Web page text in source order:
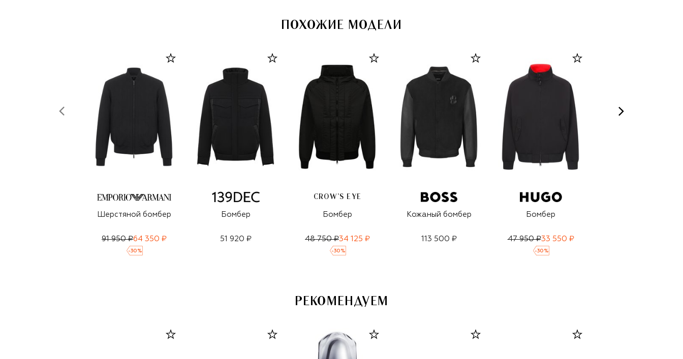
ПОХОЖИЕ МОДЕЛИ
Шерстяной бомбер
91 950 ₽64 350 ₽
-30 %
Бомбер
51 920 ₽
CROW’S EYE
Бомбер
48 750 ₽34 125 ₽
-30 %
Кожаный бомбер
113 500 ₽
Бомбер
47 950 ₽33 550 ₽
-30 %
РЕКОМЕНДУЕМ